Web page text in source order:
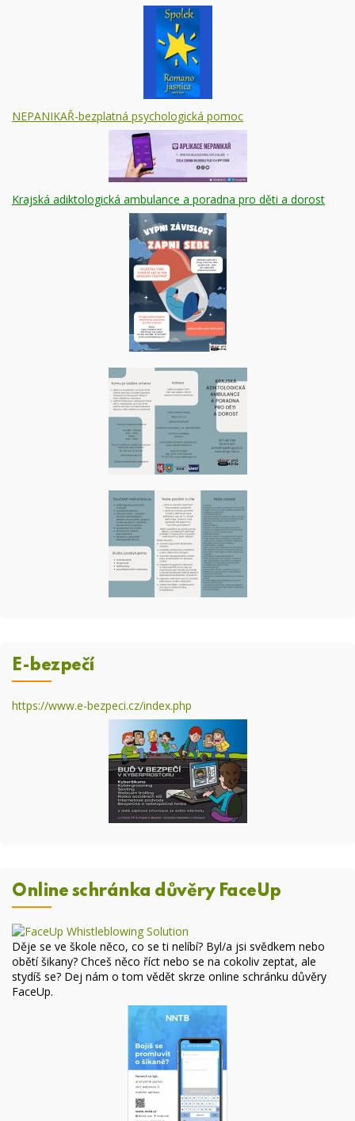
NEPANIKAŘ-bezplatná psychologická pomoc
Krajská adiktologická ambulance a poradna pro děti a dorost
E-bezpečí
https://www.e-bezpeci.cz/index.php
Online schránka důvěry FaceUp
Děje se ve škole něco, co se ti nelíbí? Byl/a jsi svědkem nebo
obětí šikany? Chceš něco říct nebo se na cokoliv zeptat, ale
stydíš se? Dej nám o tom vědět skrze online schránku důvěry
FaceUp.